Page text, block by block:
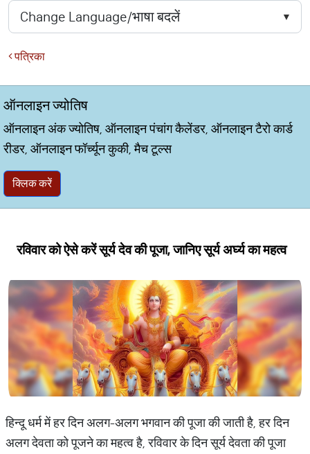
पत्रिका
ऑनलाइन ज्योतिष
ऑनलाइन अंक ज्योतिष, ऑनलाइन पंचांग कैलेंडर, ऑनलाइन टैरो कार्ड
रीडर, ऑनलाइन फॉर्च्यून कुकी, मैच टूल्स
क्लिक करें
रविवार को ऐसे करें सूर्य देव की पूजा, जानिए सूर्य अर्घ्य का महत्व
हिन्दू धर्म में हर दिन अलग-अलग भगवान की पूजा की जाती है, हर दिन
अलग देवता को पूजने का महत्व है, रविवार के दिन सूर्य देवता की पूजा